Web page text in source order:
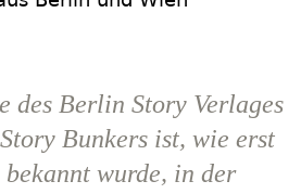
des Berlin Story Verlages
Bunkers ist, wie erst
wurde, in der